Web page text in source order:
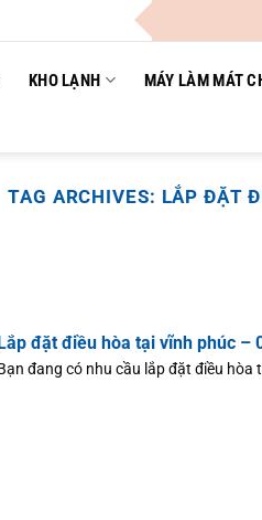
KHO LẠNH MÁY LÀM MÁT
TAG ARCHIVES: LẮP ĐẶT
đặt điều hòa tại vĩnh phúc –
đang có nhu cầu lắp đặt điều